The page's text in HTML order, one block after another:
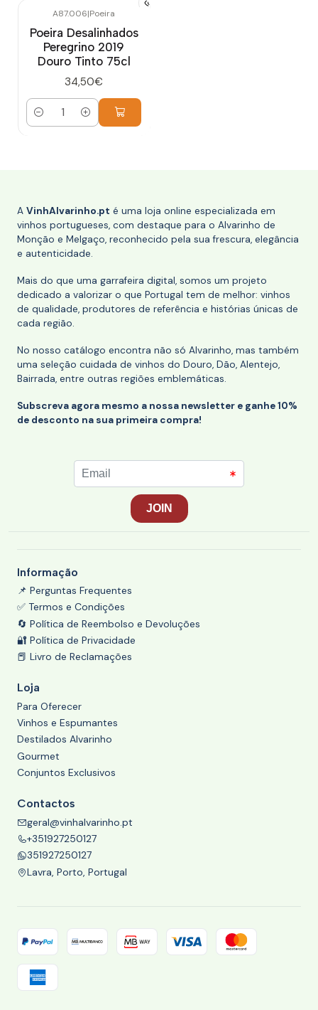
A87.006|Poeira
Poeira Desalinhados
Peregrino 2019
Douro Tinto 75cl
34,50€
Quantidade
A VinhAlvarinho.pt é uma loja online especializada em
vinhos portugueses, com destaque para o Alvarinho de
Monção e Melgaço, reconhecido pela sua frescura, elegância
e autenticidade.
Mais do que uma garrafeira digital, somos um projeto
dedicado a valorizar o que Portugal tem de melhor: vinhos
de qualidade, produtores de referência e histórias únicas de
cada região.
No nosso catálogo encontra não só Alvarinho, mas também
uma seleção cuidada de vinhos do Douro, Dão, Alentejo,
Bairrada, entre outras regiões emblemáticas.
Subscreva agora mesmo a nossa newsletter e ganhe 10%
de desconto na sua primeira compra!
Informação
📌 Perguntas Frequentes
✅ Termos e Condições
🔄 Política de Reembolso e Devoluções
🔐 Política de Privacidade
📕 Livro de Reclamações
Loja
Para Oferecer
Vinhos e Espumantes
Destilados Alvarinho
Gourmet
Conjuntos Exclusivos
Contactos
geral@vinhalvarinho.pt
+351927250127
351927250127
Lavra, Porto, Portugal